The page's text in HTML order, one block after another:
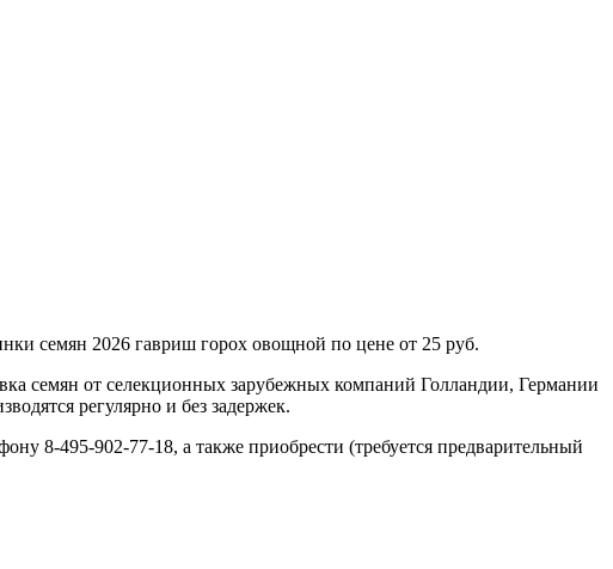
семян 2026 гавриш горох овощной по цене от 25 руб.
семян от селекционных зарубежных компаний Голландии, Германии
регулярно и без задержек.
8-495-902-77-18, а также приобрести (требуется предварительный